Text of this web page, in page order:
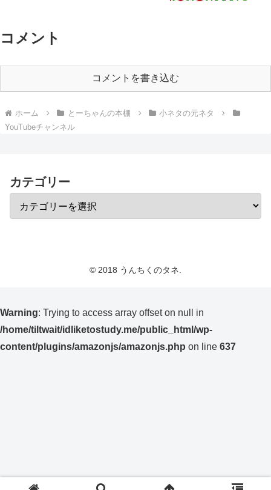
コメント
コメントを書き込む
ホーム とーちゃんの本棚
小ネタの元ネタ
YouTubeチャンネル
カテゴリー
© 2018 うんちくのタネ.
Warning: Trying to access array offset on null in
/home/tiltwait/idliketostudy.me/public_html/wp-
content/plugins/amazonjs/amazonjs.php on line 637